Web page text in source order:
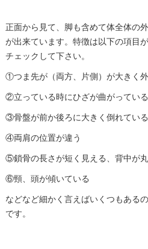
正面から見て、脚も含めて体全体の
が出来ています。特徴は以下の項目
チェックして下さい。
①つま先が（両方、片側）が大きく
②立っている時にひざが曲がっている
③骨盤が前か後ろに大きく倒れている
④両肩の位置が違う
⑤鎖骨の長さが短く見える、背中が
⑥頸、頭が傾いている
などなど細かく言えばいくつもある
です。